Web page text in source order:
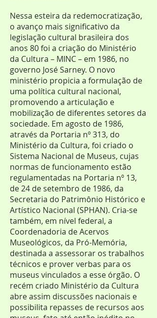
Nessa esteira da redemocratização,
o avanço mais significativo da
legislação cultural brasileira dos
anos 80 foi a criação do Ministério
da Cultura – MINC – em 1986, no
governo José Sarney. O novo
ministério propicia a formulação de
uma política cultural nacional,
promovendo a articulação e
mobilização de diferentes setores da
sociedade. Em agosto de 1986,
através da Portaria nº 313, do
Ministério da Cultura, foi criado o
Sistema Nacional de Museus, cujas
normas de funcionamento estão
regulamentadas na Portaria nº 13,
de 24 de setembro de 1986, da
Secretaria do Patrimônio Histórico e
Artístico Nacional (SPHAN). Cria-se
também, em nível federal, a
Coordenadoria de Acervos
Museológicos, da Pró-Memória,
destinada a assessorar os trabalhos
técnicos e prover verbas para os
museus vinculados a esse órgão. O
recém criado Ministério da Cultura
abre assim discussões nacionais e
possibilita repasses de recursos aos